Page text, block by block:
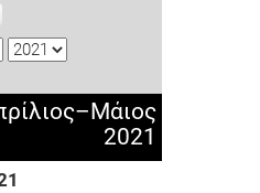
Y
a
r
2021